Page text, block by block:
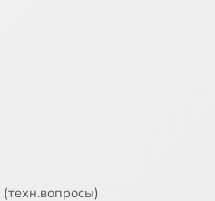
(техн.вопросы)